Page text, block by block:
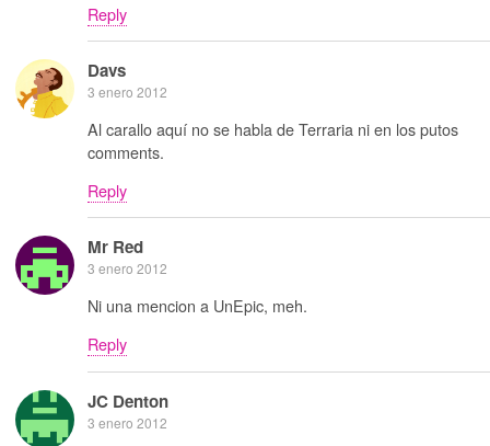
Reply
Davs
3 enero 2012
Al carallo aquí no se habla de Terraria ni en los putos
comments.
Reply
Mr Red
3 enero 2012
Ni una mencion a UnEpic, meh.
Reply
JC Denton
3 enero 2012